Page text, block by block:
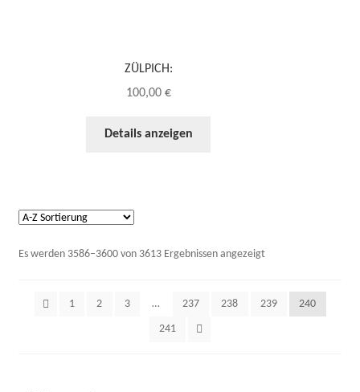
ZÜLPICH:
100,00 €
Details anzeigen
Es werden 3586–3600 von 3613 Ergebnissen angezeigt
1 2 3 … 237 238 239 240
241